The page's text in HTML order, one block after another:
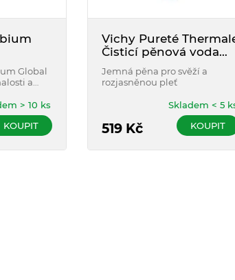
Global
a
důsledky
> 10 ks
KOUPIT
Vichy Pureté
Čisticí pěnová voda
pro rozjasnění pleti
150 ml
Jemná pěna pro svěží a
rozjasněnou pleť
519Kč
Skladem < 5
KOUPIT